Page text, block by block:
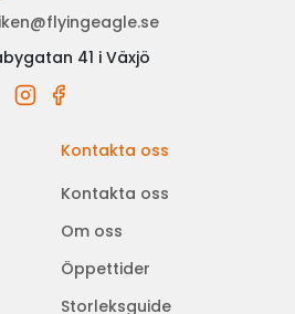
41 i Växjö
Kontakta oss
Kontakta oss
Om oss
Öppettider
Storleksguide